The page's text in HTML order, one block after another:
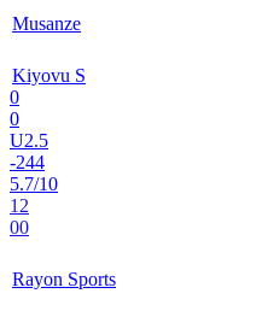
Musanze
Kiyovu S
0
0
U2.5
-244
5.7/10
12
00
Rayon Sports